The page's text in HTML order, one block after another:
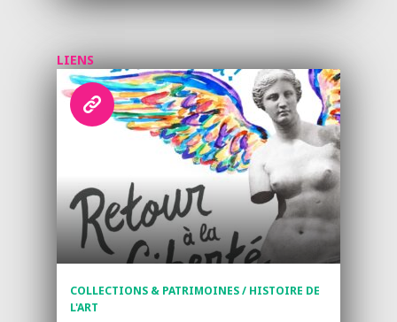
LIENS
COLLECTIONS & PATRIMOINES / HISTOIRE DE
L'ART